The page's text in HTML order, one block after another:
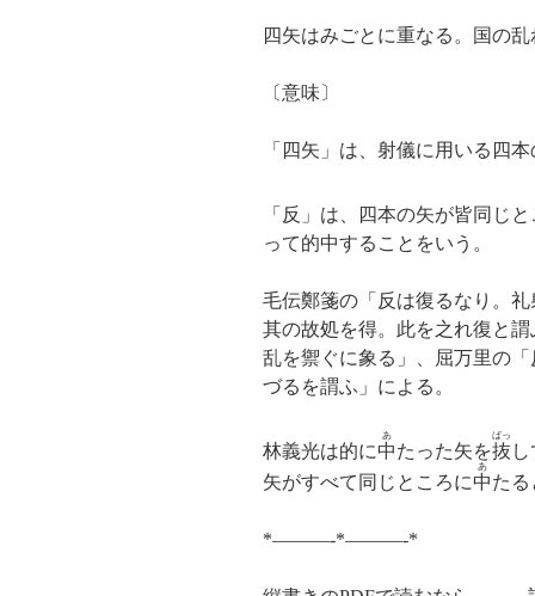
四矢はみごとに重なる。国の
〔意味〕
「四矢」は、射儀に用いる四
「反」は、四本の矢が皆同じと
って的中することをいう。
毛伝鄭箋の「反は復るなり。
其の故処を得。此を之れ復と
乱を禦ぐに象る」、屈万里の
づるを謂ふ」による。
林義光は的に中
あ
たった矢を抜
ばっ
し
矢がすべて同じところに中
あ
たる
*———-*———-*